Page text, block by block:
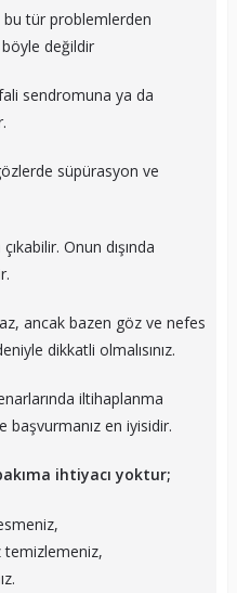
bu tür problemlerden
değildir
sendromuna ya da
süpürasyon ve
Onun dışında
ancak bazen göz ve nefes
dikkatli olmalısınız.
iltihaplanma
başvurmanız en iyisidir.
ihtiyacı yoktur;
temizlemeniz,